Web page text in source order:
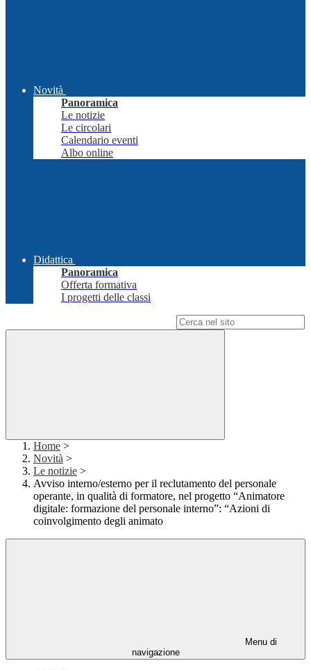
Novità
Panoramica
Le notizie
Le circolari
Calendario eventi
Albo online
Didattica
Panoramica
Offerta formativa
I progetti delle classi
Home >
Novità >
Le notizie >
Avviso interno/esterno per il reclutamento del personale
operante, in qualità di formatore, nel progetto “Animatore
digitale: formazione del personale interno”: “Azioni di
coinvolgimento degli animato
Menu di
navigazione